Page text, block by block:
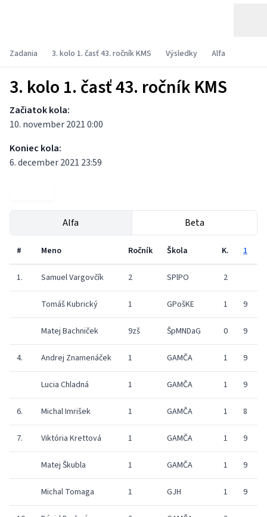
Zadania 3. kolo 1. časť 43. ročník KMS Výsledky Alfa
3. kolo 1. časť 43. ročník KMS
Začiatok kola:
10. november 2021 0:00
Koniec kola:
6. december 2021 23:59
Alfa Beta
# Meno Ročník Škola K. 1
1. Samuel Vargovčík 2 SPlPO 2
Tomáš Kubrický 1 GPošKE 1 9
Matej Bachniček 9zš ŠpMNDaG 0 9
4. Andrej Znamenáček 1 GAMČA 1 9
Lucia Chladná 1 GAMČA 1 9
6. Michal Imrišek 1 GAMČA 1 8
7. Viktória Krettová 1 GAMČA 1 9
Matej Škubla 1 GAMČA 1 9
Michal Tomaga 1 GJH 1 9